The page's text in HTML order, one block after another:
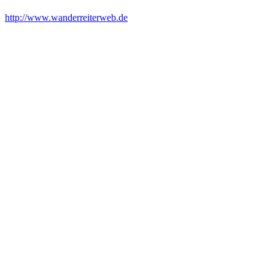
http://www.wanderreiterweb.de